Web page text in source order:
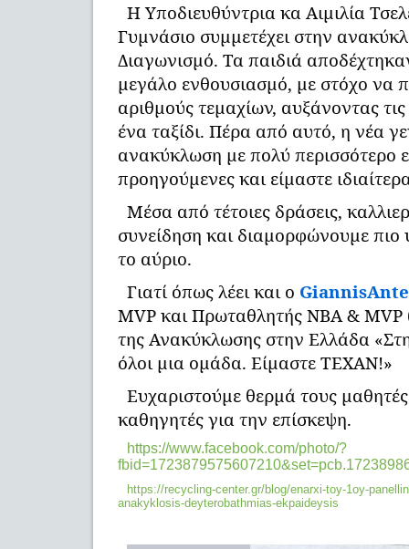
Η Υποδιευθύντρια κα Αιμιλία
Γυμνάσιο συμμετέχει στην
Διαγωνισμό. Τα παιδιά
μεγάλο ενθουσιασμό, με στόχο να
αριθμούς τεμαχίων, αυξάνοντας
ένα ταξίδι. Πέρα από αυτό, η νέα
ανακύκλωση με πολύ περισσότερο
προηγούμενες και είμαστε
Μέσα από τέτοιες δράσεις,
συνείδηση και διαμορφώνουμε πιο
το αύριο.
Γιατί όπως λέει και ο
MVP και Πρωταθλητής ΝΒΑ &
της Ανακύκλωσης στην Ελλάδα
όλοι μια ομάδα. Είμαστε ΤΕΧΑΝ!»
Ευχαριστούμε θερμά τους
καθηγητές για την επίσκεψη.
https://www.facebook.com/photo/?
https://recycling-center.gr/blog/enarxi-toy-1oy-
anakyklosis-deyterobathmias-ekpaideysis